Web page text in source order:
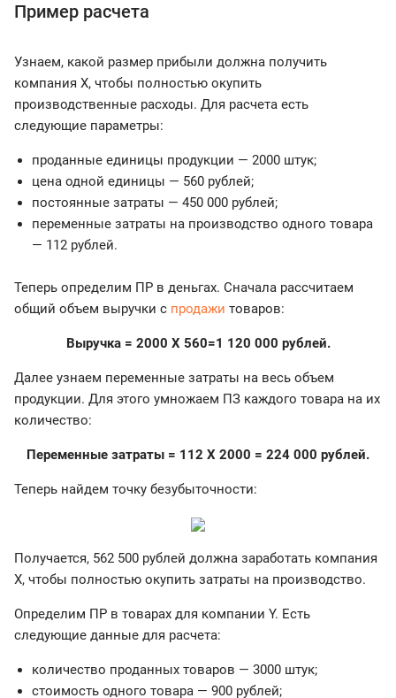
Пример расчета
Узнаем, какой размер прибыли должна получить
компания X, чтобы полностью окупить
производственные расходы. Для расчета есть
следующие параметры:
проданные единицы продукции — 2000 штук;
цена одной единицы — 560 рублей;
постоянные затраты — 450 000 рублей;
переменные затраты на производство одного товара
— 112 рублей.
Теперь определим ПР в деньгах. Сначала рассчитаем
общий объем выручки с продажи товаров:
Выручка = 2000 X 560=1 120 000 рублей.
Далее узнаем переменные затраты на весь объем
продукции. Для этого умножаем ПЗ каждого товара на их
количество:
Переменные затраты = 112 X 2000 = 224 000 рублей.
Теперь найдем точку безубыточности:
Получается, 562 500 рублей должна заработать компания
X, чтобы полностью окупить затраты на производство.
Определим ПР в товарах для компании Y. Есть
следующие данные для расчета:
количество проданных товаров — 3000 штук;
стоимость одного товара — 900 рублей;